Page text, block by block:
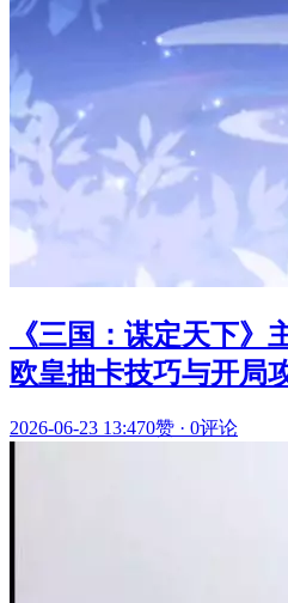
《三国：谋定天下》
欧皇抽卡技巧与开局
2026-06-23 13:470赞 · 0评论